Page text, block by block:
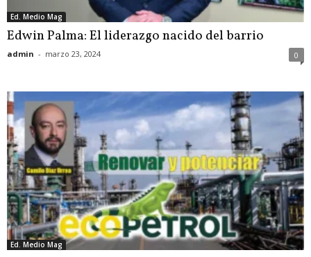
Ed. Medio Mag
Edwin Palma: El liderazgo nacido del barrio
admin - marzo 23, 2024 0
Ed. Medio Mag